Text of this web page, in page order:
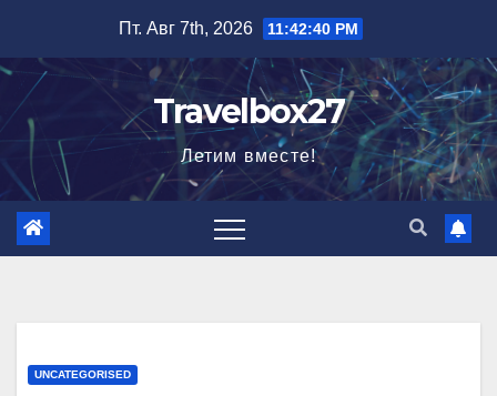
содержимому
Пт. Авг 7th, 2026 11:42:41 PM
Travelbox27
Летим вместе!
UNCATEGORISED